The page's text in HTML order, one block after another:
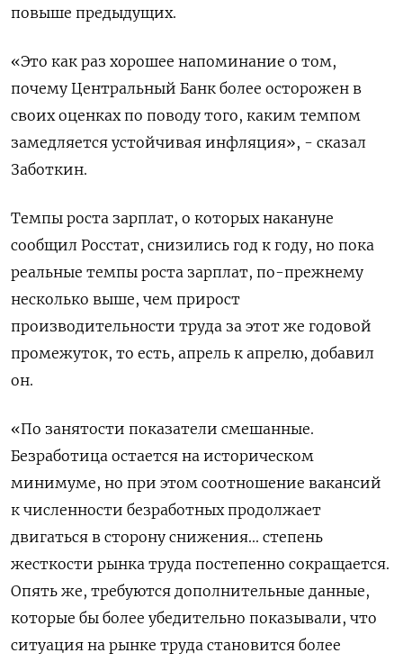
повыше предыдущих.
«Это как раз хорошее напоминание о том,
почему Центральный Банк более осторожен в
своих оценках по поводу того, каким темпом
замедляется устойчивая инфляция», - сказал
Заботкин.
Темпы роста зарплат, о которых накануне
сообщил Росстат, снизились год к году, но пока
реальные темпы роста зарплат, по-прежнему
несколько выше, чем прирост
производительности труда за этот же годовой
промежуток, то есть, апрель к апрелю, добавил
он.
«По занятости показатели смешанные.
Безработица остается на историческом
минимуме, но при этом соотношение вакансий
к численности безработных продолжает
двигаться в сторону снижения... степень
жесткости рынка труда постепенно сокращается.
Опять же, требуются дополнительные данные,
которые бы более убедительно показывали, что
ситуация на рынке труда становится более